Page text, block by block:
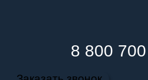
8 800